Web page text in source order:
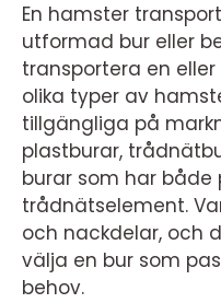
En hamster
utformad bur eller
transportera en
olika typer av
tillgängliga på
plastburar,
burar som har
trådnätselement.
och nackdelar, och
välja en bur som
behov.